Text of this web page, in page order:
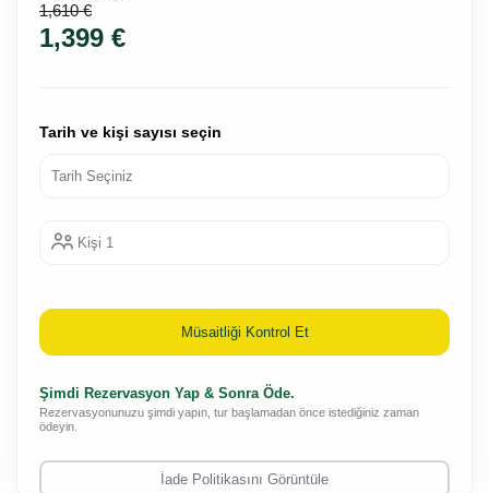
1,610 €
1,399 €
Tarih ve kişi sayısı seçin
Kişi 1
Müsaitliği Kontrol Et
Şimdi Rezervasyon Yap & Sonra Öde.
Rezervasyonunuzu şimdi yapın, tur başlamadan önce istediğiniz zaman
ödeyin.
İade Politikasını Görüntüle